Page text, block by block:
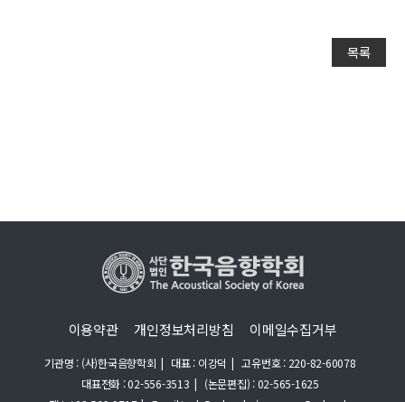
목록
이용약관 개인정보처리방침 이메일수집거부
기관명 : (사)한국음향학회 | 대표 : 이강덕 | 고유번호 : 220-82-60078
대표전화 : 02-556-3513 | (논문편집) : 02-565-1625